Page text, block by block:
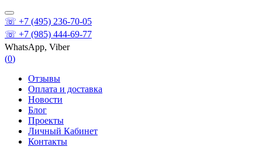
☏ +7 (495) 236-70-05
☏ +7 (985) 444-69-77
WhatsApp, Viber
(0)
Отзывы
Оплата и доставка
Новости
Блог
Проекты
Личный Кабинет
Контакты